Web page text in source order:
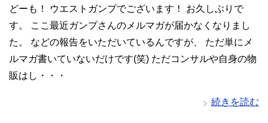
どーも！ ウエストガンプでございます！ お久しぶりで
す。 ここ最近ガンプさんのメルマガが届かなくなりまし
た。 などの報告をいただいているんですが、 ただ単にメ
ルマガ書いていないだけです(笑) ただコンサルや自身の物
販はし・・・
続きを読む